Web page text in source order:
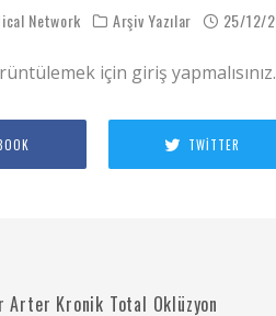
Network Arşiv Yazılar 25/12/
için giriş
TWITTER
Arter Kronik Total Oklüzyon